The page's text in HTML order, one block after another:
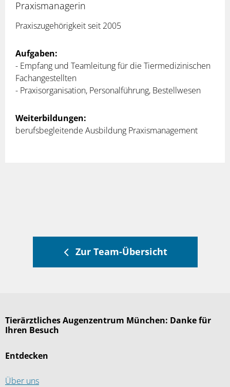
Praxismanagerin
Praxiszugehörigkeit seit 2005
Aufgaben:
- Empfang und Teamleitung für die Tiermedizinischen
Fachangestellten
- Praxisorganisation, Personalführung, Bestellwesen
Weiterbildungen:
berufsbegleitende Ausbildung Praxismanagement
Zur Team-Übersicht
Entdecken
Über uns
Tierärztliches Augenzentrum München: Danke für
Ihren Besuch